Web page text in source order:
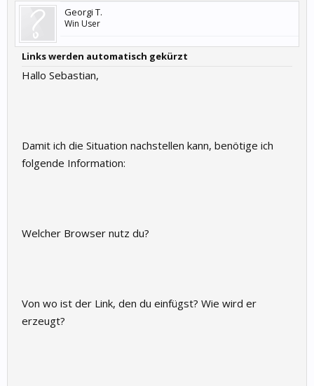
Georgi T.
Win User
Links werden automatisch gekürzt
Hallo Sebastian,
Damit ich die Situation nachstellen kann, benötige ich
folgende Information:
Welcher Browser nutz du?
Von wo ist der Link, den du einfügst? Wie wird er
erzeugt?